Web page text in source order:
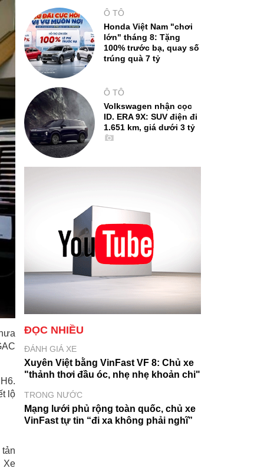
lộ
Xe
Ô TÔ
Honda Việt Nam "chơi
lớn" tháng 8: Tặng
100% trước bạ, quay số
trúng quà 7 tỷ
Ô TÔ
Volkswagen nhận cọc
ID. ERA 9X: SUV điện đi
1.651 km, giá dưới 3 tỷ
ĐỌC NHIỀU
ĐÁNH GIÁ XE
Xuyên Việt bằng VinFast VF 8: Chủ xe
"thảnh thơi đầu óc, nhẹ nhẹ khoản chi"
TRONG NƯỚC
Mạng lưới phủ rộng toàn quốc, chủ xe
VinFast tự tin “đi xa không phải nghĩ”